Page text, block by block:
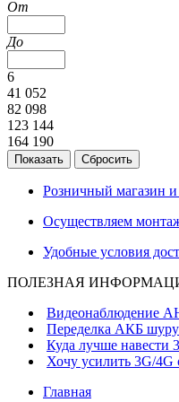
От
До
6
41 052
82 098
123 144
164 190
Розничный магазин и
Осуществляем
Удобные условия
ПОЛЕЗНАЯ
Видеонаблюдение
Переделка АКБ
Куда лучше навести
Хочу усилить 3G/4G
Главная